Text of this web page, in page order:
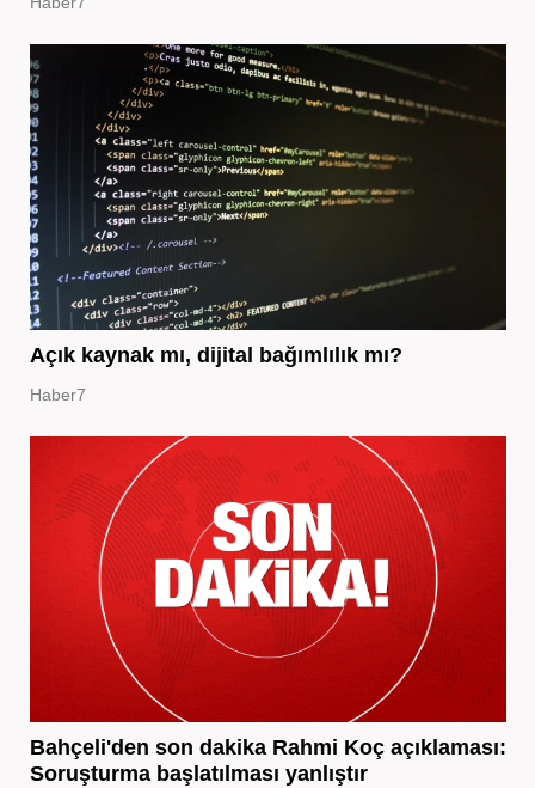
Açık kaynak mı, dijital bağımlılık mı?
Haber7
Bahçeli'den son dakika Rahmi Koç açıklaması:
Soruşturma başlatılması yanlıştır